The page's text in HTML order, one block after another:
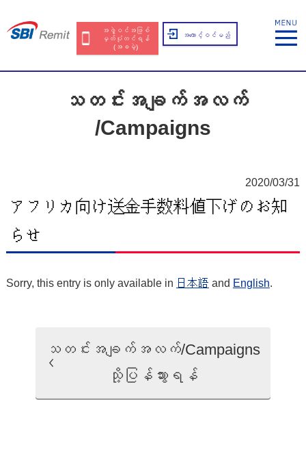
အဖွဲ့ဝင်အဖြစ်
မှတ်ပုံတင်ရန်
(အခမဲ့)
အကောင့်ဝင်မည်
သတင်းအချက်အလက်
/Campaigns
2020/03/31
アフリカ向け送金手数料値下げのお知
らせ
Sorry, this entry is only available in 日本語 and English.
သတင်းအချက်အလက်/Campaigns
သို့ပြန်သွားရန်